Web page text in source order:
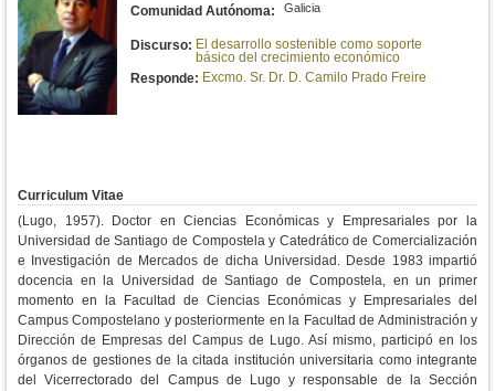
Comunidad Autónoma:
Galicia
Discurso: El desarrollo sostenible como soporte
básico del crecimiento económico
Responde: Excmo. Sr. Dr. D. Camilo Prado Freire
Curriculum Vitae
(Lugo, 1957). Doctor en Ciencias Económicas y Empresariales por la
Universidad de Santiago de Compostela y Catedrático de Comercialización
e Investigación de Mercados de dicha Universidad. Desde 1983 impartió
docencia en la Universidad de Santiago de Compostela, en un primer
momento en la Facultad de Ciencias Económicas y Empresariales del
Campus Compostelano y posteriormente en la Facultad de Administración y
Dirección de Empresas del Campus de Lugo. Así mismo, participó en los
órganos de gestiones de la citada institución universitaria como integrante
del Vicerrectorado del Campus de Lugo y responsable de la Sección